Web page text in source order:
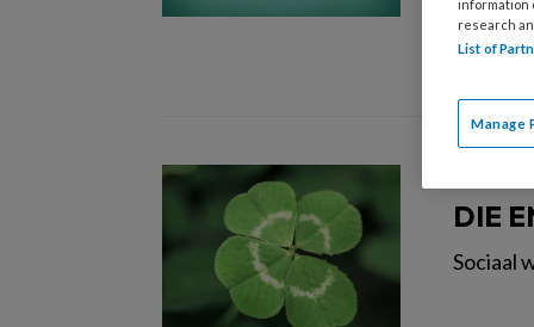
DIE
Sociaal
information
research
List of
Manage